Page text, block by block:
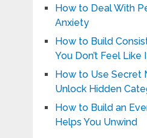
How to Deal With
Anxiety
How to Build
You Don’t Feel Like
How to Use Secret
Unlock Hidden
How to Build an
Helps You Unwind